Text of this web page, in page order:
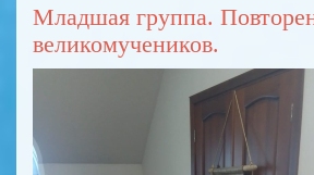
Младшая группа.
великомучеников.